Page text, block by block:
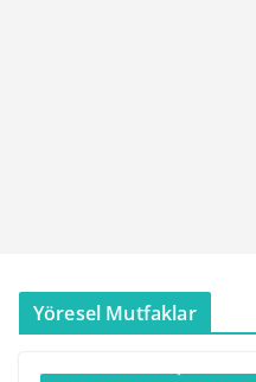
Yöresel Mutfaklar